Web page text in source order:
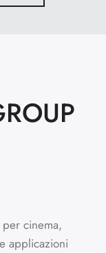
cinema,
applicazioni